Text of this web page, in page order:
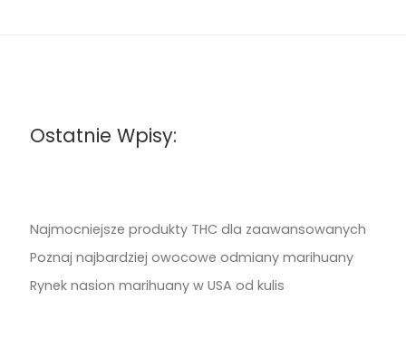
Ostatnie Wpisy:
Najmocniejsze produkty THC dla zaawansowanych
Poznaj najbardziej owocowe odmiany marihuany
Rynek nasion marihuany w USA od kulis